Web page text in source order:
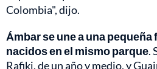
Colombia", dijo.
Ámbar se une a una
nacidos en el mismo parque.
Rafiki, de un año y medio, y